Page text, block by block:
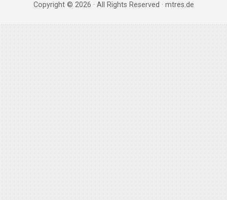
Copyright © 2026 · All Rights Reserved · mtres.de